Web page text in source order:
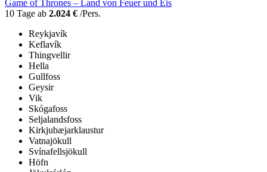
Game of Thrones – Land von Feuer und Eis
10 Tage ab 2.024 € /Pers.
Reykjavík
Keflavík
Thingvellir
Hella
Gullfoss
Geysir
Vik
Skógafoss
Seljalandsfoss
Kirkjubæjarklaustur
Vatnajökull
Svínafellsjökull
Höfn